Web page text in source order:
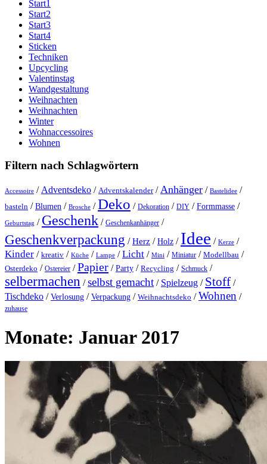
Start1
Start2
Start3
Start4
Sticken
Techniken
Upcycling
Valentinstag
Wandgestaltung
Weihnachten
Weihnachten
Winter
Wohnaccessoires
Wohnen
Filtern nach Schlagwörtern
Accessoire / Adventsdeko / Adventskalender/Anhänger / Bastelidee /
basteln /Blumen / Brosche /Deko / Dekoration / DIY /Formmasse /
Geburtstag / Geschenk / Geschenkanhänger /
Geschenkverpackung /Herz /Holz / Idee / Kerze /
Kinder / kreativ / Küche / Lampe /Licht / Mini / Miniatur / Modellbau /
Osterdeko / Ostereier /Papier /Party / Recycling / Schmuck /
selbermachen /selbst gemacht / Spielzeug / Stoff /
Tischdeko /Verlosung /Verpackung / Weihnachtsdeko /Wohnen /
zuhause
Monate: Januar 2017